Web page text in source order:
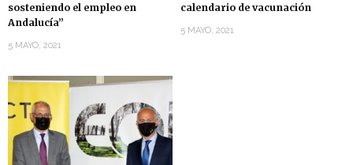
sosteniendo el empleo en
Andalucía”
5 MAYO, 2021
calendario de vacunación
5 MAYO, 2021